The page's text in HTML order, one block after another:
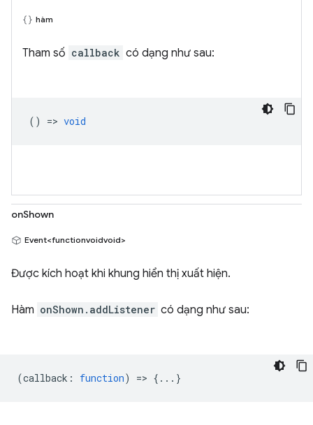
hàm
Tham số callback có dạng như sau:
() => void
onShown
Event<functionvoidvoid>
Được kích hoạt khi khung hiển thị xuất hiện.
Hàm onShown.addListener có dạng như sau:
(callback : function) => {...}